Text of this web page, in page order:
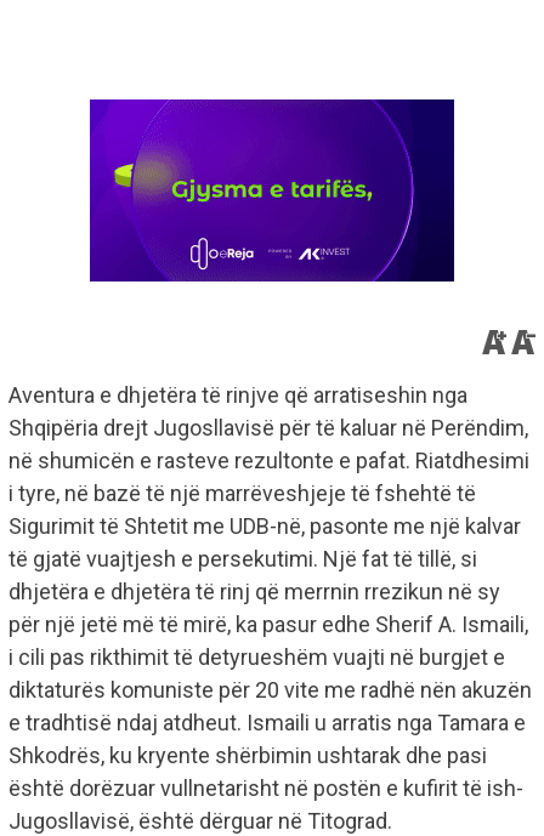
Aventura e dhjetëra të rinjve që arratiseshin nga
Shqipëria drejt Jugosllavisë për të kaluar në Perëndim,
në shumicën e rasteve rezultonte e pafat. Riatdhesimi
i tyre, në bazë të një marrëveshjeje të fshehtë të
Sigurimit të Shtetit me UDB-në, pasonte me një kalvar
të gjatë vuajtjesh e persekutimi. Një fat të tillë, si
dhjetëra e dhjetëra të rinj që merrnin rrezikun në sy
për një jetë më të mirë, ka pasur edhe Sherif A. Ismaili,
i cili pas rikthimit të detyrueshëm vuajti në burgjet e
diktaturës komuniste për 20 vite me radhë nën akuzën
e tradhtisë ndaj atdheut. Ismaili u arratis nga Tamara e
Shkodrës, ku kryente shërbimin ushtarak dhe pasi
është dorëzuar vullnetarisht në postën e kufirit të ish-
Jugosllavisë, është dërguar në Titograd.